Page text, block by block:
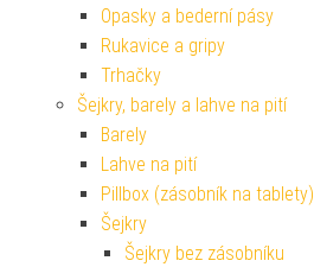
Opasky a bederní pásy
Rukavice a gripy
Trhačky
Šejkry, barely a lahve na pití
Barely
Lahve na pití
Pillbox (zásobník na tablety)
Šejkry
Šejkry bez zásobníku